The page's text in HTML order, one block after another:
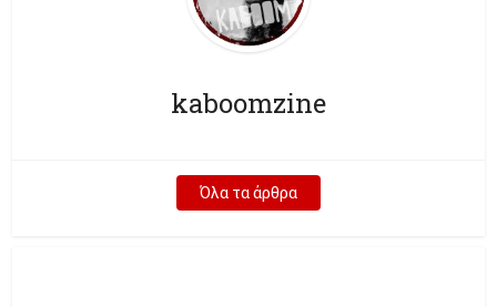
kaboomzine
Όλα τα άρθρα